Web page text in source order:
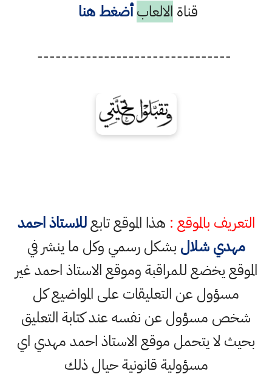
قناة الالعاب أضغط هنا
--------------------------------
التعريف بالموقع : هذا الموقع تابعللاستاذ احمد
مهدي شلال بشكل رسمي وكل ما ينشر في
الموقع يخضع للمراقبة وموقع الاستاذ احمد غير
مسؤول عن التعليقات على المواضيع كل
شخص مسؤول عن نفسه عند كتابة التعليق
بحيث لا يتحمل موقع الاستاذ احمد مهدي اي
مسؤولية قانونية حيال ذلك